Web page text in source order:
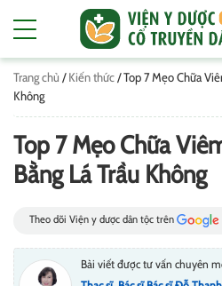
Trang chủ /Kiến thức/Top 7 Mẹo Chữa
Không
Top 7 Mẹo Chữa
Bằng Lá Trầu Không
Theo dõi Viện y dược dân tộc trên
Bài viết được tư vấn chuyên